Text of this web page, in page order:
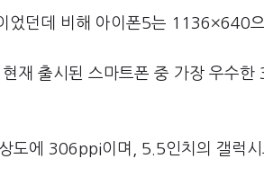
던데 비해 아이폰5는 1136×640으
재 출시된 스마트폰 중 가장 우수한
도에 306ppi이며, 5.5인치의 갤럭